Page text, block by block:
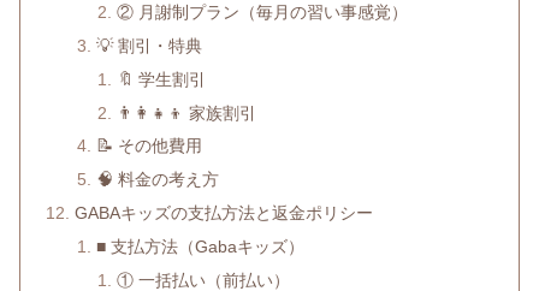
② 月謝制プラン（毎月の習い事感覚）
💡 割引・特典
🔖 学生割引
👨‍👩‍👧‍👦 家族割引
📝 その他費用
🧠 料金の考え方
GABAキッズの支払方法と返金ポリシー
■ 支払方法（Gabaキッズ）
① 一括払い（前払い）